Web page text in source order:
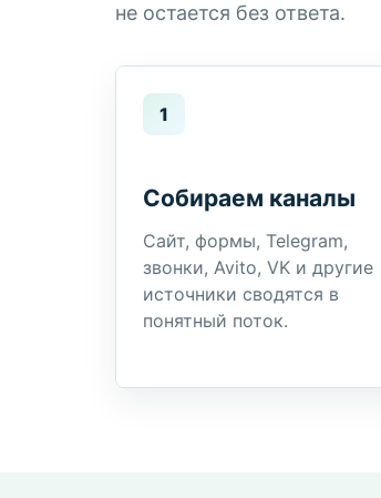
не остается без ответа.
1
Собираем каналы
Сайт, формы, Telegram,
звонки, Avito, VK и другие
источники сводятся в
понятный поток.